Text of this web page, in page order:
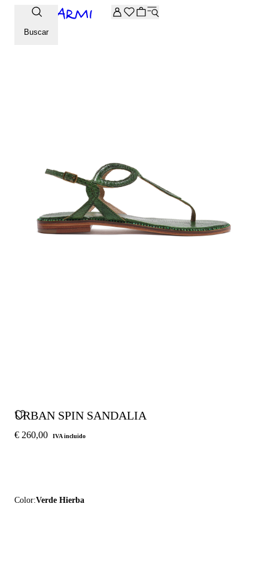
-20% extra en la selección Archive. Introduce el código
Buscar
URBAN SPIN SANDALIA
€ 260,00 IVA incluido
Color:Verde Hierba